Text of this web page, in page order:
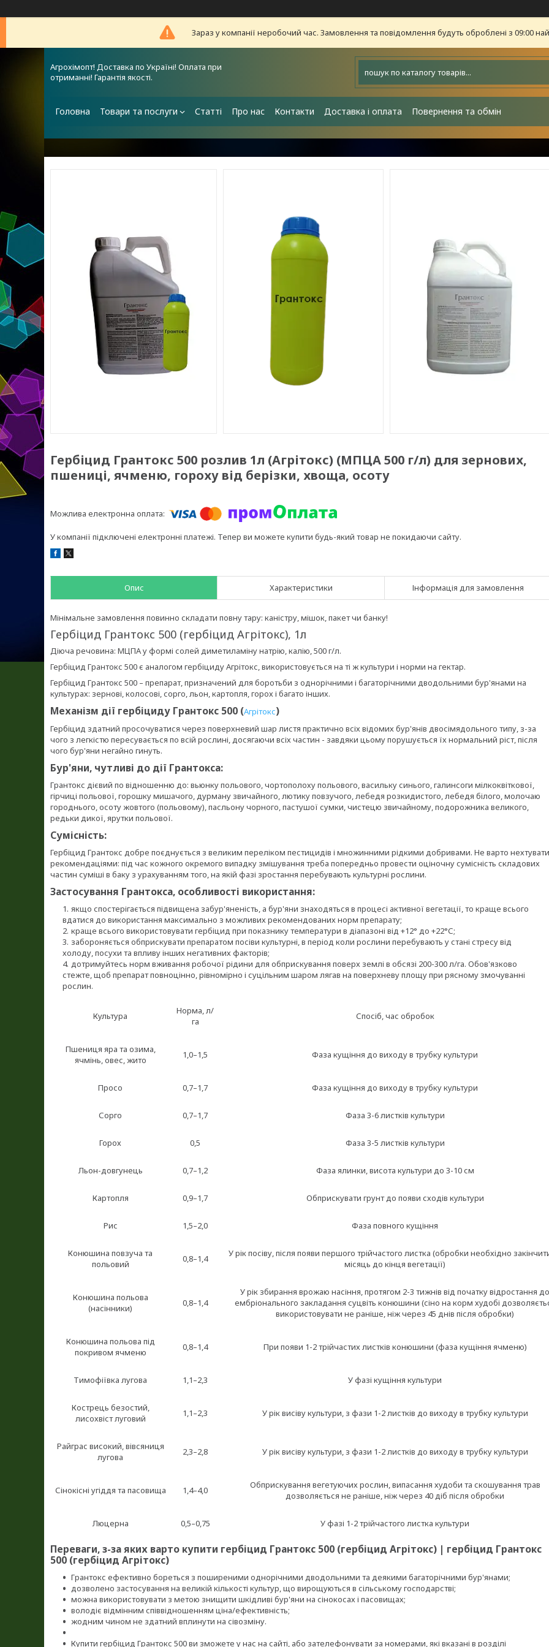
Зараз у компанії неробочий час. Замовлення та повідомлення будуть оброблені з 09:00
Агрохімопт! Доставка по Україні! Оплата при
отриманні! Гарантія якості.
Головна Товари та послуги Статті Про нас Контакти Доставка і оплата Повернення та обмін
Гербіцид Грантокс 500 розлив 1л (Агрітокс) (МПЦА 500 г/л) для зернових,
пшениці, ячменю, гороху від берізки, хвоща, осоту
У компанії підключені електронні платежі. Тепер ви можете купити будь-який товар не покидаючи сайту.
Опис Характеристики Інформація для замовлення
Мінімальне замовлення повинно складати повну тару: каністру, мішок, пакет чи банку!
Гербіцид Грантокс 500 (гербіцид Агрітокс), 1л
Діюча речовина: МЦПА у формі солей диметиламіну натрію, калію, 500 г/л.
Гербіцид Грантокс 500 є аналогом гербіциду Агрітокс, використовується на ті ж культури і норми на гектар.
Гербіцид Грантокс 500 – препарат, призначений для боротьби з однорічними і багаторічними дводольними бур'янами на
культурах: зернові, колосові, сорго, льон, картопля, горох і багато інших.
Механізм дії гербіциду Грантокс 500 (Агрітокс)
Гербіцид здатний просочуватися через поверхневий шар листя практично всіх відомих бур'янів двосімядольного типу, з-за
чого з легкістю пересувається по всій рослині, досягаючи всіх частин - завдяки цьому порушується їх нормальний ріст, після
чого бур'яни негайно гинуть.
Бур'яни, чутливі до дії Грантокса:
Грантокс дієвий по відношенню до: вьюнку польового, чортополоху польового, васильку синього, галинсоги мілкоквіткової,
гірчиці польової, горошку мишачого, дурману звичайного, лютику повзучого, лебедя розкидистого, лебедя білого, молочаю
городнього, осоту жовтого (польовому), пасльону чорного, пастушої сумки, чистецю звичайному, подорожника великого,
редьки дикої, ярутки польової.
Сумісність:
Гербіцид Грантокс добре поєднується з великим переліком пестицидів і множинними рідкими добривами. Не варто нехтувати
рекомендаціями: під час кожного окремого випадку змішування треба попередньо провести оціночну сумісність складових
частин суміші в баку з урахуванням того, на якій фазі зростання перебувають культурні рослини.
Застосування Грантокса, особливості використання:
якщо спостерігається підвищена забур'яненість, а бур'яни знаходяться в процесі активної вегетації, то краще всього
вдатися до використання максимально з можливих рекомендованих норм препарату;
краще всього використовувати гербіцид при показнику температури в діапазоні від +12° до +22°С;
забороняється обприскувати препаратом посіви культурні, в період коли рослини перебувають у стані стресу від
холоду, посухи та впливу інших негативних факторів;
дотримуйтесь норм вживання робочої рідини для обприскування поверх землі в обсязі 200-300 л/га. Обов'язково
стежте, щоб препарат повноцінно, рівномірно і суцільним шаром лягав на поверхневу площу при рясному змочуванні
рослин.
Культура
Норма, л/
га
Спосіб, час обробок
Пшениця яра та озима,
ячмінь, овес, жито
1,0–1,5 Фаза кущіння до виходу в трубку культури
Просо 0,7–1,7 Фаза кущіння до виходу в трубку культури
Сорго 0,7–1,7 Фаза 3-6 листків культури
Горох 0,5 Фаза 3-5 листків культури
Льон-довгунець 0,7–1,2 Фаза ялинки, висота культури до 3-10 см
Картопля 0,9–1,7 Обприскувати грунт до появи сходів культури
Рис 1,5–2,0 Фаза повного кущіння
Конюшина повзуча та
польовий
0,8–1,4
У рік посіву, після появи першого трійчастого листка (обробки необхідно
місяць до кінця вегетації)
Конюшина польова
(насінники)
0,8–1,4
У рік збирання врожаю насіння, протягом 2-3 тижнів від початку відростання до
ембріонального закладання суцвіть конюшини (сіно на корм худобі
використовувати не раніше, ніж через 45 днів після обробки)
Конюшина польова під
покривом ячменю
0,8–1,4 При появи 1-2 трійчастих листків конюшини (фаза кущіння ячменю)
Тимофіївка лугова 1,1–2,3 У фазі кущіння культури
Кострець безостий,
лисохвіст луговий
1,1–2,3 У рік висіву культури, з фази 1-2 листків до виходу в трубку культури
Райграс високий, вівсяниця
лугова
2,3–2,8 У рік висіву культури, з фази 1-2 листків до виходу в трубку культури
Сінокісні угіддя та пасовища 1,4–4,0
Обприскування вегетуючих рослин, випасання худоби та скошування трав
дозволяється не раніше, ніж через 40 діб після обробки
Люцерна 0,5–0,75 У фазі 1-2 трійчастого листка культури
Переваги, з-за яких варто купити гербіцид Грантокс 500 (гербіцид Агрітокс) | гербіцид Грантокс
500 (гербіцид Агрітокс)
Грантокс ефективно бореться з поширеними однорічними дводольними та деякими багаторічними бур'янами;
дозволено застосування на великій кількості культур, що вирощуються в сільському господарстві;
можна використовувати з метою знищити шкідливі бур'яни на сінокосах і пасовищах;
володіє відмінним співвідношенням ціна/ефективність;
жодним чином не здатний вплинути на сівозміну.
Купити гербіцид Грантокс 500 ви зможете у нас на сайті, або зателефонувати за номерами, які вказані в розділі